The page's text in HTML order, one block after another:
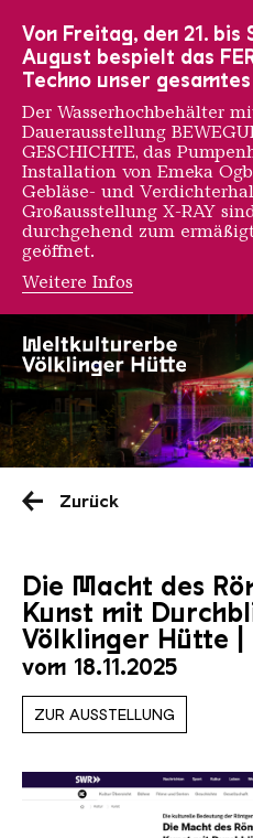
Zurück
Die Macht des
Kunst mit
Völklinger Hütte |
vom 18.11.2025
ZUR AUSSTELLUNG
Von Freitag, den 21. bis
August bespielt das
Techno unser
Der Wasserhochbehälter
Dauerausstellung
GESCHICHTE, das
Installation von Emeka
Gebläse- und
Großausstellung X-RAY
durchgehend zum
geöffnet.
Weitere Infos